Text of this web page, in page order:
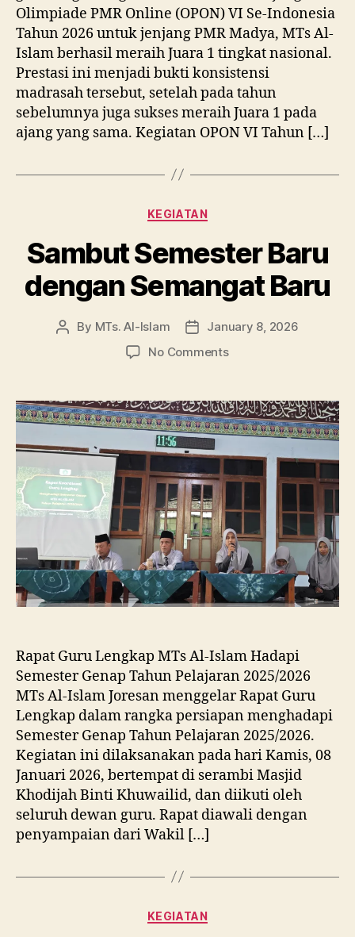
Olimpiade PMR Online (OPON) VI Se-Indonesia
Tahun 2026 untuk jenjang PMR Madya, MTs Al-
Islam berhasil meraih Juara 1 tingkat nasional.
Prestasi ini menjadi bukti konsistensi
madrasah tersebut, setelah pada tahun
sebelumnya juga sukses meraih Juara 1 pada
ajang yang sama. Kegiatan OPON VI Tahun […]
Categories
KEGIATAN
Sambut Semester Baru
dengan Semangat Baru
Post
By MTs. Al-Islam
PostJanuary 8, 2026
No Commentson
Baru
dengan
Semangat
Baru
Rapat Guru Lengkap MTs Al-Islam Hadapi
Semester Genap Tahun Pelajaran 2025/2026
MTs Al-Islam Joresan menggelar Rapat Guru
Lengkap dalam rangka persiapan menghadapi
Semester Genap Tahun Pelajaran 2025/2026.
Kegiatan ini dilaksanakan pada hari Kamis, 08
Januari 2026, bertempat di serambi Masjid
Khodijah Binti Khuwailid, dan diikuti oleh
seluruh dewan guru. Rapat diawali dengan
penyampaian dari Wakil […]
Categories
KEGIATAN